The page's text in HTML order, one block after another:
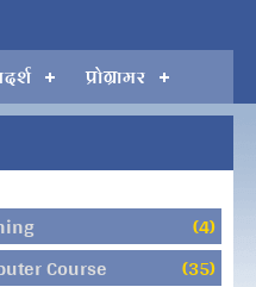
प्रोग्रामर
(4)
Course
(35)